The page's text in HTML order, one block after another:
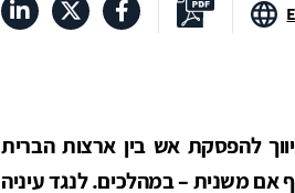
להפסקת אש בין ארצות הברית
אם משנית – במהלכים. לנגד עיניה